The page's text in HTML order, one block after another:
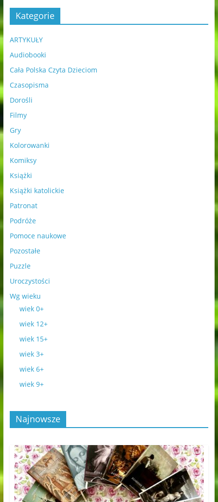
Kategorie
ARTYKUŁY
Audiobooki
Cała Polska Czyta Dzieciom
Czasopisma
Dorośli
Filmy
Gry
Kolorowanki
Komiksy
Książki
Książki katolickie
Patronat
Podróże
Pomoce naukowe
Pozostałe
Puzzle
Uroczystości
Wg wieku
wiek 0+
wiek 12+
wiek 15+
wiek 3+
wiek 6+
wiek 9+
Najnowsze